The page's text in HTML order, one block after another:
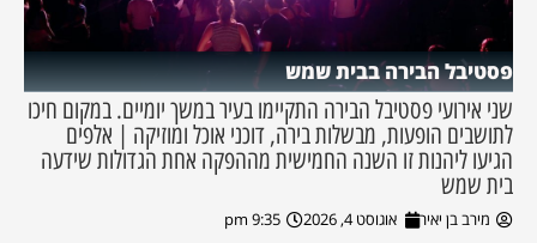
פסטיבל הבירה בבית שמש
שני אירועי פסטיבל הבירה התקיימו בעיר במשך יומיים. במקום חיכו
לתושבים הופעות, מבשלות בירה, דוכני אוכל ומוזיקה | אלפים
הגיעו ליהנות זו השנה החמישית מההפקה אחת הגדולות שידעה
בית שמש
מירב בן יאיר אוגוסט 4, 2026 9:35 pm